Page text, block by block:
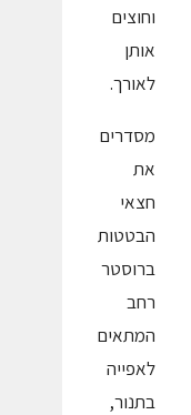
וחוצים
אותן
לאורך.
מסדרים
את
חצאי
הבטטות
ברוסטר
רחב
המתאים
לאפייה
בתנור,